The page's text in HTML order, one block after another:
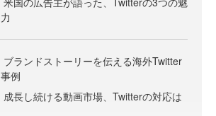
力
ブランドストーリーを伝える海外Twitter
事例
成長し続ける動画市場、Twitterの対応は